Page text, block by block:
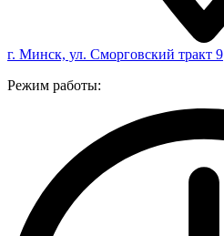
г. Минск, ул. Сморговский тракт 9
Режим работы: